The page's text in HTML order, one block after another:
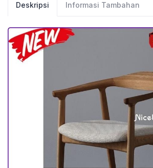
Deskripsi Informasi Tambahan